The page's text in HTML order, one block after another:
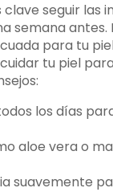
clave seguir las
semana antes.
para tu
tu piel
los días
aloe vera o
suavemente